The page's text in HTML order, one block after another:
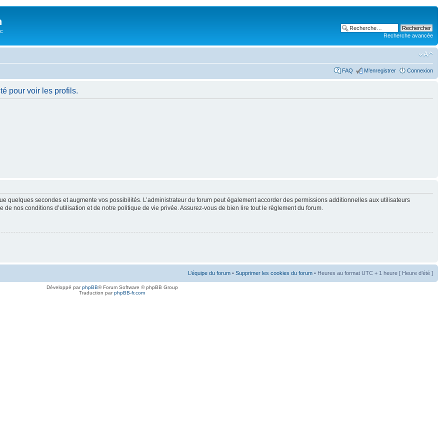
Recherche avancée
FAQ M’enregistrer Connexion
pour voir les profils.
quelques secondes et augmente vos possibilités. L’administrateur du forum peut également accorder des permissions additionnelles aux utilisateurs
nos conditions d’utilisation et de notre politique de vie privée. Assurez-vous de bien lire tout le règlement du forum.
L’équipe du forum • Supprimer les cookies du forum • Heures au format UTC + 1 heure [ Heure d’été ]
Développé parphpBB® Forum Software © phpBB Group
Traduction parphpBB-fr.com